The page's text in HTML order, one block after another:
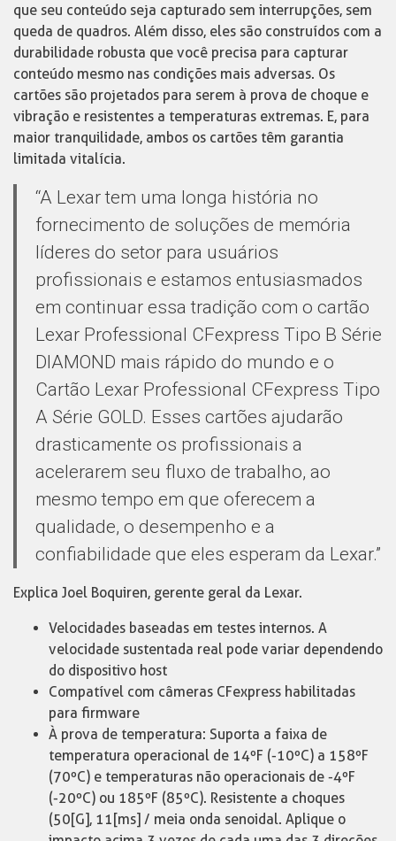
que seu conteúdo seja capturado sem interrupções, sem
queda de quadros. Além disso, eles são construídos com a
durabilidade robusta que você precisa para capturar
conteúdo mesmo nas condições mais adversas. Os
cartões são projetados para serem à prova de choque e
vibração e resistentes a temperaturas extremas. E, para
maior tranquilidade, ambos os cartões têm garantia
limitada vitalícia.
“A Lexar tem uma longa história no
fornecimento de soluções de memória
líderes do setor para usuários
profissionais e estamos entusiasmados
em continuar essa tradição com o cartão
Lexar Professional CFexpress Tipo B Série
DIAMOND mais rápido do mundo e o
Cartão Lexar Professional CFexpress Tipo
A Série GOLD. Esses cartões ajudarão
drasticamente os profissionais a
acelerarem seu fluxo de trabalho, ao
mesmo tempo em que oferecem a
qualidade, o desempenho e a
confiabilidade que eles esperam da Lexar.”
Explica Joel Boquiren, gerente geral da Lexar.
Velocidades baseadas em testes internos. A
velocidade sustentada real pode variar dependendo
do dispositivo host
Compatível com câmeras CFexpress habilitadas
para firmware
À prova de temperatura: Suporta a faixa de
temperatura operacional de 14ºF (-10ºC) a 158ºF
(70ºC) e temperaturas não operacionais de -4ºF
(-20ºC) ou 185ºF (85ºC). Resistente a choques
(50[G], 11[ms] / meia onda senoidal. Aplique o